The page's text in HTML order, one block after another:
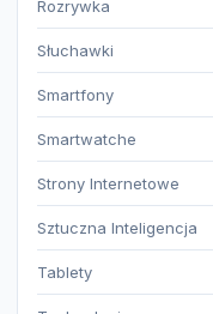
Rozrywka
Słuchawki
Smartfony
Smartwatche
Strony Internetowe
Sztuczna Inteligencja
Tablety